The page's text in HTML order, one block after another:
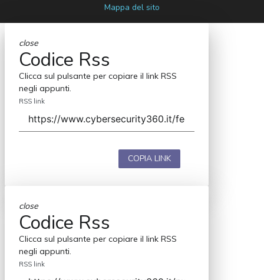
Mappa del sito
close
Codice Rss
Clicca sul pulsante per copiare il link RSS
negli appunti.
RSS link
COPIA LINK
close
Codice Rss
Clicca sul pulsante per copiare il link RSS
negli appunti.
RSS link